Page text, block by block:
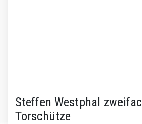
Steffen Westphal
Torschütze